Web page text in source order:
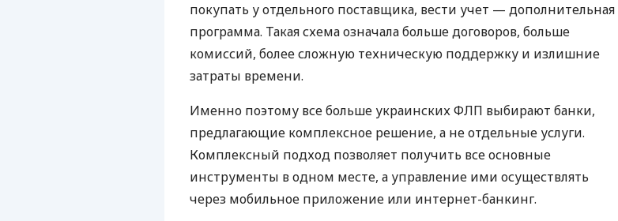
покупать у отдельного поставщика, вести учет — дополнительная
программа. Такая схема означала больше договоров, больше
комиссий, более сложную техническую поддержку и излишние
затраты времени.
Именно поэтому все больше украинских ФЛП выбирают банки,
предлагающие комплексное решение, а не отдельные услуги.
Комплексный подход позволяет получить все основные
инструменты в одном месте, а управление ими осуществлять
через мобильное приложение или интернет-банкинг.